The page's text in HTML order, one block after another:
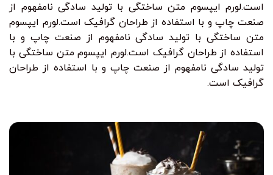
است.لورم ایپسوم متن ساختگی با تولید سادگی نامفهوم از
صنعت چاپ و با استفاده از طراحان گرافیک است.لورم ایپسوم
متن ساختگی با تولید سادگی نامفهوم از صنعت چاپ و با
استفاده از طراحان گرافیک است.لورم ایپسوم متن ساختگی با
تولید سادگی نامفهوم از صنعت چاپ و با استفاده از طراحان
گرافیک است.